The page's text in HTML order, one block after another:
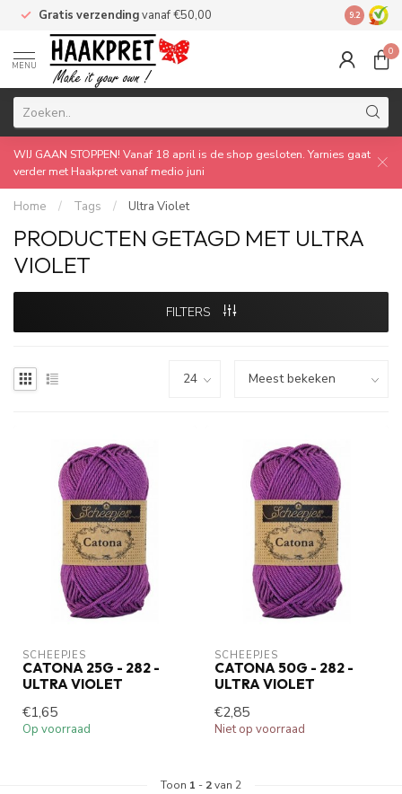
Gratis verzendingvanaf €50,00 Made by
9.2
MENU
0
WIJ GAAN STOPPEN! Vanaf 18 april is de shop gesloten. Yarnies gaat
verder met Haakpret vanaf medio juni
Home / Tags / Ultra Violet
PRODUCTEN GETAGD MET ULTRA
VIOLET
FILTERS
SCHEEPJES
CATONA 25G - 282 -
ULTRA VIOLET
€1,65
Op voorraad
SCHEEPJES
CATONA 50G - 282 -
ULTRA VIOLET
€2,85
Niet op voorraad
Toon 1 - 2van 2